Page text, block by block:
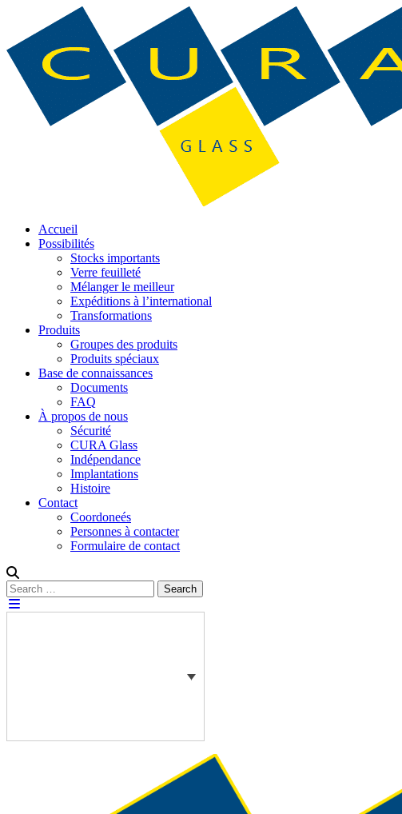
Accueil
Possibilités
Stocks importants
Verre feuilleté
Mélanger le meilleur
Expéditions à l’international
Transformations
Produits
Groupes des produits
Produits spéciaux
Base de connaissances
Documents
FAQ
À propos de nous
Sécurité
CURA Glass
Indépendance
Implantations
Histoire
Contact
Coordoneés
Personnes à contacter
Formulaire de contact
Rechercher : Search